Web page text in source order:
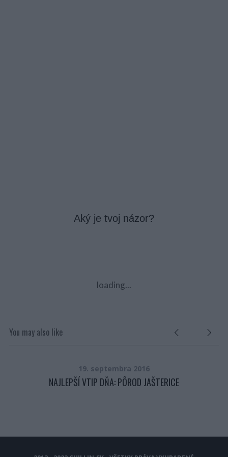
Aký je tvoj názor?
loading...
You may also like
19. septembra 2016
NAJLEPŠÍ VTIP DŇA: PÔROD JAŠTERICE